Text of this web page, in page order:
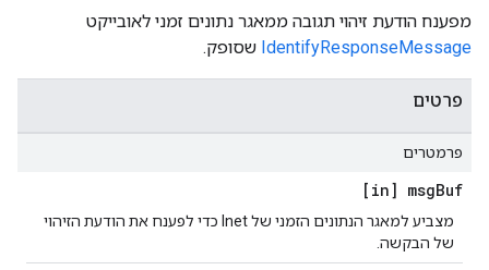
מפענח הודעת זיהוי תגובה ממאגר נתונים זמני לאובייקט
IdentifyResponseMessage שסופק.
פרטים
פרמטרים
[in] msgBuf
מצביע למאגר הנתונים הזמני של Inet כדי לפענח את הודעת הזיהוי
של הבקשה.